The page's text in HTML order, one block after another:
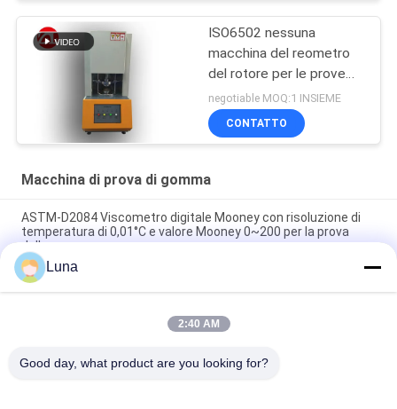
ISO6502 nessuna
macchina del reometro
del rotore per le prove
della gomma
negotiable MOQ:1 INSIEME
CONTATTO
Macchina di prova di gomma
ASTM-D2084 Viscometro digitale Mooney con risoluzione di
temperatura di 0,01°C e valore Mooney 0~200 per la prova
della gomma
Macchina di prova di gomma utilizzata laboratorio del singolo
del chip reometro di controllo senza rotore
Tester di impatto digitale ISO 180 con velocità di impatto di
Luna
2:40 AM
Good day, what product are you looking for?